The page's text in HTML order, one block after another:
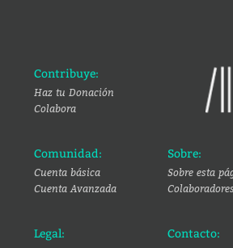
Contribuye:
Haz tu Donación
Colabora
Comunidad:
Cuenta básica
Cuenta Avanzada
Sobre:
Sobre esta
Colaboradores
Legal: Contacto: